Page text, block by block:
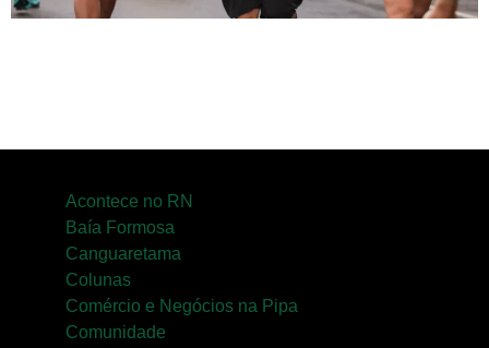
Acontece no RN
Baía Formosa
Canguaretama
Colunas
Comércio e Negócios na Pipa
Comunidade